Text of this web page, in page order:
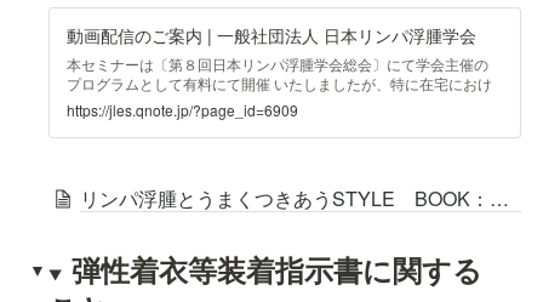
動画配信のご案内 | 一般社団法人 日本リンパ浮腫学会
本セミナーは〔第８回日本リンパ浮腫学会総会〕にて学会主催の
プログラムとして有料にて開催 いたしましたが、特に在宅におけ
るリンパ浮腫のケアについて、多くの医療者の方々に視聴して い
ただければと考える次第です。 ご視聴いただいた非会員の方には
是非本学会にご入会いただき、更に情報共有・連携を図って 参り
https://jles.qnote.jp/?page_id=6909
リンパ浮腫とうまくつきあうSTYLE BOOK：著者 吉備 悠理さん
弾性着衣等装着指示書に関する